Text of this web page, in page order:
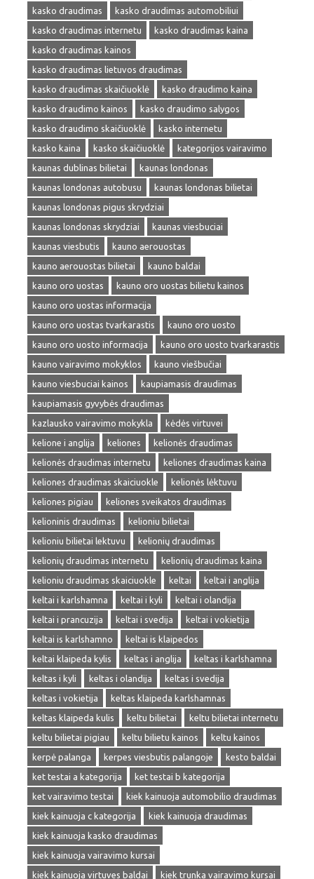
kasko draudimas
kasko draudimas automobiliui
kasko draudimas internetu
kasko draudimas kaina
kasko draudimas kainos
kasko draudimas lietuvos draudimas
kasko draudimas skaičiuoklė
kasko draudimo kaina
kasko draudimo kainos
kasko draudimo salygos
kasko draudimo skaičiuoklė
kasko internetu
kasko kaina
kasko skaičiuoklė
kategorijos vairavimo
kaunas dublinas bilietai
kaunas londonas
kaunas londonas autobusu
kaunas londonas bilietai
kaunas londonas pigus skrydziai
kaunas londonas skrydziai
kaunas viesbuciai
kaunas viesbutis
kauno aerouostas
kauno aerouostas bilietai
kauno baldai
kauno oro uostas
kauno oro uostas bilietu kainos
kauno oro uostas informacija
kauno oro uostas tvarkarastis
kauno oro uosto
kauno oro uosto informacija
kauno oro uosto tvarkarastis
kauno vairavimo mokyklos
kauno viešbučiai
kauno viesbuciai kainos
kaupiamasis draudimas
kaupiamasis gyvybės draudimas
kazlausko vairavimo mokykla
kėdės virtuvei
kelione i anglija
keliones
kelionės draudimas
kelionės draudimas internetu
keliones draudimas kaina
keliones draudimas skaiciuokle
kelionės lėktuvu
keliones pigiau
keliones sveikatos draudimas
kelioninis draudimas
kelioniu bilietai
kelioniu bilietai lektuvu
kelionių draudimas
kelionių draudimas internetu
kelionių draudimas kaina
kelioniu draudimas skaiciuokle
keltai
keltai i anglija
keltai i karlshamna
keltai i kyli
keltai i olandija
keltai i prancuzija
keltai i svedija
keltai i vokietija
keltai is karlshamno
keltai is klaipedos
keltai klaipeda kylis
keltas i anglija
keltas i karlshamna
keltas i kyli
keltas i olandija
keltas i svedija
keltas i vokietija
keltas klaipeda karlshamnas
keltas klaipeda kulis
keltu bilietai
keltu bilietai internetu
keltu bilietai pigiau
keltu bilietu kainos
keltu kainos
kerpė palanga
kerpes viesbutis palangoje
kesto baldai
ket testai a kategorija
ket testai b kategorija
ket vairavimo testai
kiek kainuoja automobilio draudimas
kiek kainuoja c kategorija
kiek kainuoja draudimas
kiek kainuoja kasko draudimas
kiek kainuoja vairavimo kursai
kiek kainuoja virtuves baldai
kiek trunka vairavimo kursai